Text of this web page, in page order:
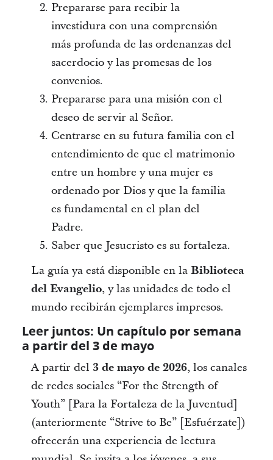
Prepararse para recibir la
investidura con una comprensión
más profunda de las ordenanzas del
sacerdocio y las promesas de los
convenios.
Prepararse para una misión con el
deseo de servir al Señor.
Centrarse en su futura familia con el
entendimiento de que el matrimonio
entre un hombre y una mujer es
ordenado por Dios y que la familia
es fundamental en el plan del
Padre.
Saber que Jesucristo es su fortaleza.
La guía ya está disponible en la Biblioteca
del Evangelio, y las unidades de todo el
mundo recibirán ejemplares impresos.
Leer juntos: Un capítulo por semana
a partir del 3 de mayo
A partir del 3 de mayo de 2026, los canales
de redes sociales “For the Strength of
Youth” [Para la Fortaleza de la Juventud]
(anteriormente “Strive to Be” [Esfuérzate])
ofrecerán una experiencia de lectura